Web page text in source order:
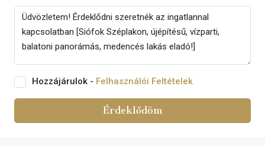
Hozzájárulok - Felhasználói Feltételek
Érdeklődöm